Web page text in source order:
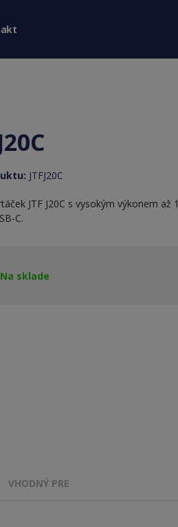
JTFJ20C
JTF J20C s vysokým výkonem
C.
Na sklade
VHODNÝ PRE